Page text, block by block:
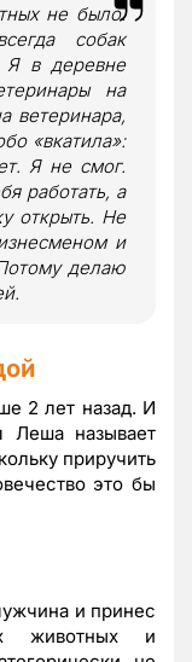
не было.
собак
Я в деревне
на
ветеринара,
«вкатила»:
Я не смог.
работать, а
открыть. Не
и
делаю
2 лет назад. И
Леша называет
приручить
это бы
и принес
животных и